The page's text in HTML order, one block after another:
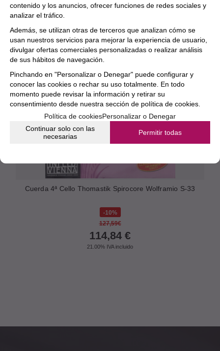
Cuerda 4ª Cello Thomastik Spirocore Wolframio S-33
10%
127,59€
114,84 €
21.00% IVA incluido
contenido y los anuncios, ofrecer funciones de redes sociales y
analizar el tráfico.
Además, se utilizan otras de terceros que analizan cómo se
usan nuestros servicios para mejorar la experiencia de usuario,
divulgar ofertas comerciales personalizadas o realizar análisis
de sus hábitos de navegación.
Pinchando en "Personalizar o Denegar" puede configurar y
conocer las cookies o rechar su uso totalmente. En todo
momento puede revisar la información y retirar su
consentimiento desde nuestra sección de política de cookies.
Política de cookiesPersonalizar o Denegar
Continuar solo con las
necesarias
Permitir todas